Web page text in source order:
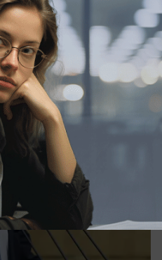
для богатых